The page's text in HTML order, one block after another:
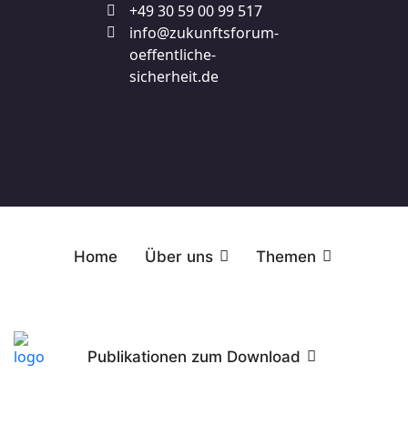
+49 30 59 00 99 517
info@zukunftsforum-
oeffentliche-
sicherheit.de
Home Über uns Themen
Publikationen zum Download